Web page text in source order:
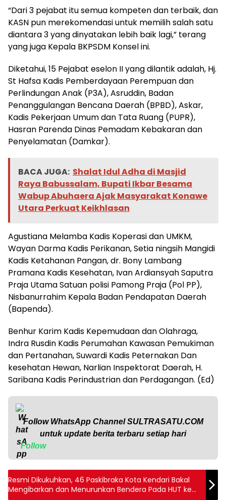
“Dari 3 pejabat itu semua kompeten dan terbaik, dan
KASN pun merekomendasi untuk memilih salah satu
diantara 3 yang dinyatakan lebih baik lagi,” terang
yang juga Kepala BKPSDM Konsel ini.
Diketahui, 15 Pejabat eselon II yang dilantik adalah, Hj.
St Hafsa Kadis Pemberdayaan Perempuan dan
Perlindungan Anak (P3A), Asruddin, Badan
Penanggulangan Bencana Daerah (BPBD), Askar,
Kadis Pekerjaan Umum dan Tata Ruang (PUPR),
Hasran Parenda Dinas Pemadam Kebakaran dan
Penyelamatan (Damkar).
BACA JUGA: Shalat Idul Adha di Masjid
Raya Babussalam, Bupati Ikbar Besama
Wabup Abuhaera Ajak Masyarakat Konawe
Utara Perkuat Keikhlasan
Agustiana Melamba Kadis Koperasi dan UMKM,
Wayan Darma Kadis Perikanan, Setia ningsih Mangidi
Kadis Ketahanan Pangan, dr. Bony Lambang
Pramana Kadis Kesehatan, Ivan Ardiansyah Saputra
Praja Utama Satuan polisi Pamong Praja (Pol PP),
Nisbanurrahim Kepala Badan Pendapatan Daerah
(Bapenda).
Benhur Karim Kadis Kepemudaan dan Olahraga,
Indra Rusdin Kadis Perumahan Kawasan Pemukiman
dan Pertanahan, Suwardi Kadis Peternakan Dan
kesehatan Hewan, Narlian Inspektorat Daerah, H.
Saribana Kadis Perindustrian dan Perdagangan. (Ed)
Follow WhatsApp ChannelSULTRASATU.COM
untuk update berita terbaru setiap hari
Follow
Resmi Dikukuhkan, 46 Paskibraka Kota Kendari Bakal
Mengibarkan dan Menurunkan Bendera Pada HUT ke